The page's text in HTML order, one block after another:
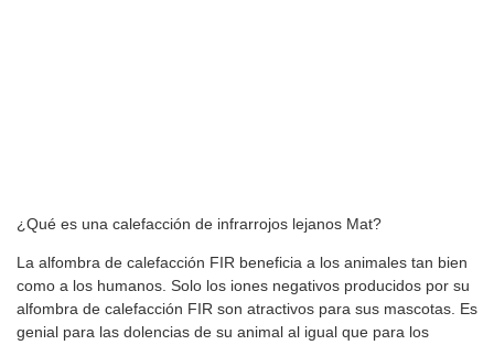
¿Qué es una calefacción de infrarrojos lejanos Mat?
La alfombra de calefacción FIR beneficia a los animales tan bien
como a los humanos. Solo los iones negativos producidos por su
alfombra de calefacción FIR son atractivos para sus mascotas. Es
genial para las dolencias de su animal al igual que para los